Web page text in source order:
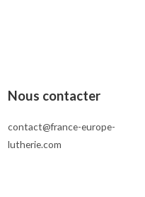
Nous contacter
contact@france-europe-
lutherie.com